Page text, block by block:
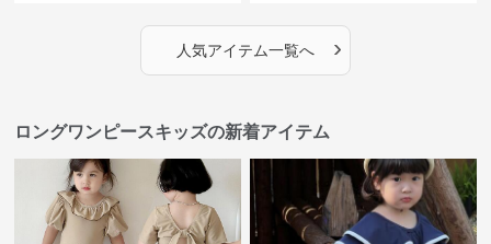
人気アイテム一覧へ ›
ロングワンピースキッズの新着アイテム